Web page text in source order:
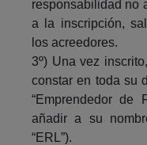
responsabilidad no
a la inscripción,
los acreedores.
3º) Una vez
constar en toda su
“Emprendedor de
añadir a su
“ERL”).